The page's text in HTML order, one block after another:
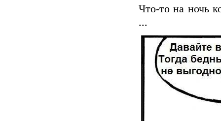
Что-то на ночь
...